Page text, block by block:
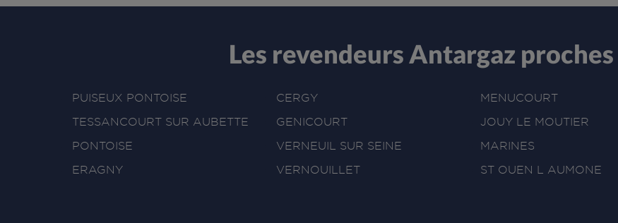
Les revendeurs Antargaz proches
PUISEUX PONTOISE CERGY MENUCOURT
TESSANCOURT SUR AUBETTE
GENICOURT JOUY LE MOUTIER
PONTOISE
VERNEUIL SUR SEINE MARINES
ERAGNY
VERNOUILLET ST OUEN L AUMONE